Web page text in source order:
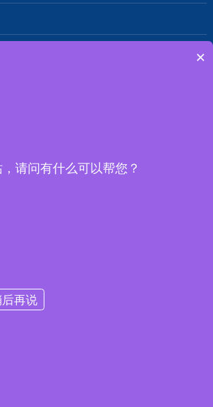
保定兰格
×
请问有什么可以帮您？
再说